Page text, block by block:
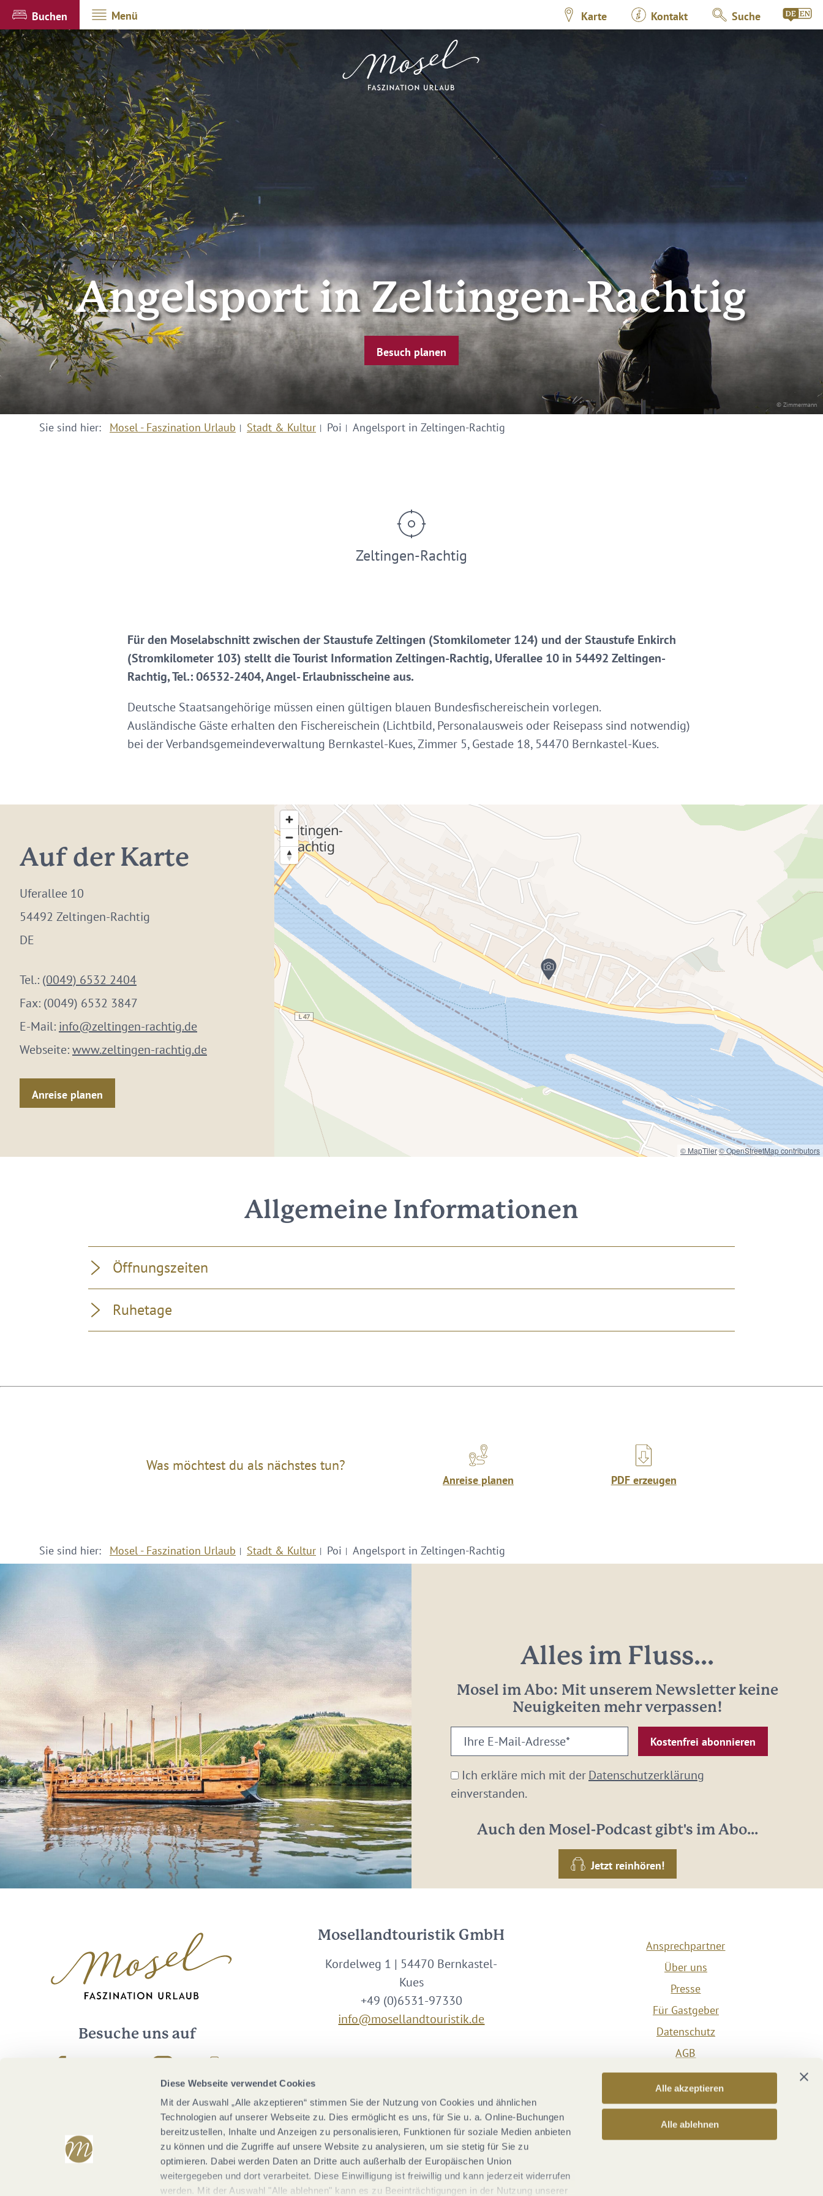
Diese Webseite verwendet Cookies
Mit der Auswahl „Alle akzeptieren“ stimmen Sie der Nutzung von Cookies und ähnlichen
Technologien auf unserer Webseite zu. Dies ermöglicht es uns, für Sie u. a. Online-Buchungen
bereitzustellen, Inhalte und Anzeigen zu personalisieren, Funktionen für soziale Medien anbieten
zu können und die Zugriffe auf unsere Website zu analysieren, um sie stetig für Sie zu
optimieren. Dabei werden Daten an Dritte auch außerhalb der Europäischen Union
weitergegeben und dort verarbeitet. Diese Einwilligung ist freiwillig und kann jederzeit widerrufen
werden. Mit der Auswahl "Alle ablehnen" kann es zu Beeinträchtigungen in der Nutzung unserer
Alle akzeptieren
Alle ablehnen
Buchen Menü Karte Kontakt Suche
© Zimmermann
Angelsport in Zeltingen-Rachtig
Besuch planen
Sie sind hier: Mosel - Faszination Urlaub Stadt & Kultur Poi Angelsport in Zeltingen-Rachtig
Zeltingen-Rachtig
Für den Moselabschnitt zwischen der Staustufe Zeltingen (Stomkilometer 124) und der Staustufe Enkirch
(Stromkilometer 103) stellt die Tourist Information Zeltingen-Rachtig, Uferallee 10 in 54492 Zeltingen-
Rachtig, Tel.: 06532-2404, Angel- Erlaubnisscheine aus.
Deutsche Staatsangehörige müssen einen gültigen blauen Bundesfischereischein vorlegen.
Ausländische Gäste erhalten den Fischereischein (Lichtbild, Personalausweis oder Reisepass sind notwendig)
bei der Verbandsgemeindeverwaltung Bernkastel-Kues, Zimmer 5, Gestade 18, 54470 Bernkastel-Kues.
Auf der Karte
Uferallee 10
54492 Zeltingen-Rachtig
DE
Tel.: (0049) 6532 2404
Fax: (0049) 6532 3847
E-Mail: info@zeltingen-rachtig.de
Webseite:www.zeltingen-rachtig.de
Anreise planen
© MapTiler© OpenStreetMap contributors
Allgemeine Informationen
Öffnungszeiten
Ruhetage
Was möchtest du als nächstes tun?
Anreise planen PDF erzeugen
Sie sind hier: Mosel - Faszination Urlaub Stadt & Kultur Poi Angelsport in Zeltingen-Rachtig
Alles im Fluss...
Mosel im Abo: Mit unserem Newsletter keine
Neuigkeiten mehr verpassen!
Ihre
E-
Mail-
Adresse:
Ich erkläre mich mit derDatenschutzerklärung
einverstanden.
Auch den Mosel-Podcast gibt's im Abo...
Jetzt reinhören!
Besuche uns auf
Mosellandtouristik GmbH
Kordelweg 1 | 54470 Bernkastel-
Kues
+49 (0)6531-97330
info@mosellandtouristik.de
Ansprechpartner
Über uns
Presse
Für Gastgeber
Datenschutz
AGB
Impressum
Barrierefreiheit
Vertrag widerrufen
Versicherungsvertrag widerrufen